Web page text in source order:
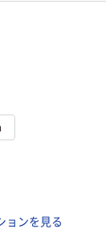
ョンを見る